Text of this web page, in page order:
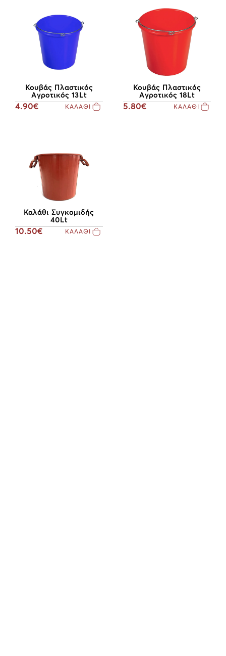
Κουβάς Πλαστικός
Αγροτικός 13Lt
4.90€ ΚΑΛΑΘΙ
Κουβάς Πλαστικός
Αγροτικός 18Lt
5.80€ ΚΑΛΑΘΙ
Καλάθι Συγκομιδής
40Lt
10.50€ ΚΑΛΑΘΙ